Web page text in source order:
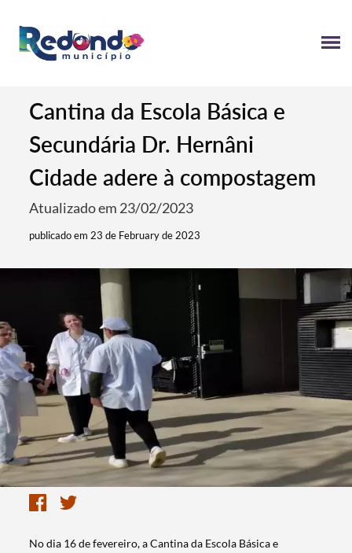
Cantina da Escola Básica e
Secundária Dr. Hernâni
Cidade adere à compostagem
Atualizado em 23/02/2023
publicado em 23 de February de 2023
No dia 16 de fevereiro, a Cantina da Escola Básica e